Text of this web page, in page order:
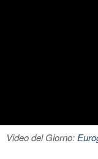
Video del Giorno: